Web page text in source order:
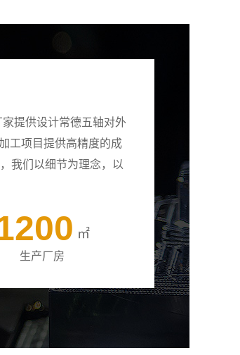
提供设计常德五轴对外
工项目提供高精度的成
我们以细节为理念，以
㎡
生产厂房